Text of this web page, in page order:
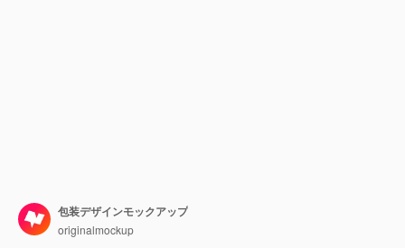
包装デザインモックアップ
originalmockup